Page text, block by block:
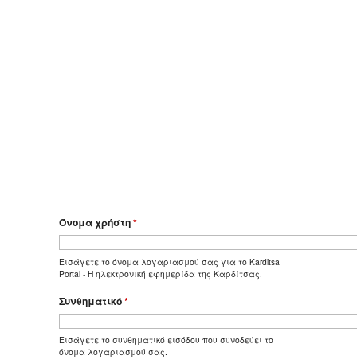
Όνομα χρήστη*
Εισάγετε το όνομα λογαριασμού σας για το Karditsa
Portal - Η ηλεκτρονική εφημερίδα της Καρδίτσας.
Συνθηματικό*
Εισάγετε το συνθηματικό εισόδου που συνοδεύει το
όνομα λογαριασμού σας.